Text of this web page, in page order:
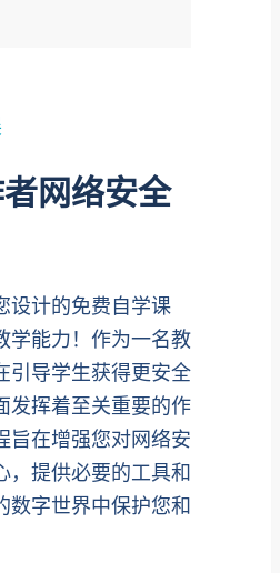
网络安全
设计的免费自学课
学能力！作为一名教
引导学生获得更安全
发挥着至关重要的作
旨在增强您对网络安
，提供必要的工具和
数字世界中保护您和